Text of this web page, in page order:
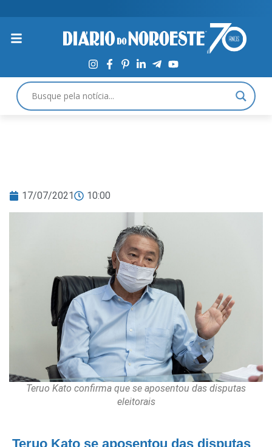
17/07/2021 10:00
Teruo Kato confirma que se aposentou das disputas
eleitorais
Teruo Kato se aposentou das disputas